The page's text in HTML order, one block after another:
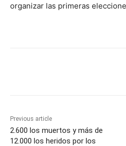
organizar las primeras
Previous article
2.600 los muertos y más de
12.000 los heridos por los